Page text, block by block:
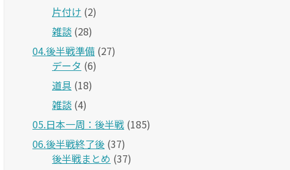
片付け (2)
雑談 (28)
04.後半戦準備 (27)
データ (6)
道具 (18)
雑談 (4)
05.日本一周：後半戦 (185)
06.後半戦終了後 (37)
後半戦まとめ (37)